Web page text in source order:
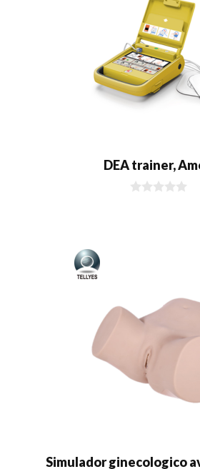
DEA trainer,
Simulador ginecologico